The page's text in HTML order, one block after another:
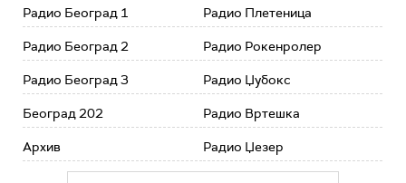
Радио Београд 1
Радио Београд 2
Радио Београд 3
Београд 202
Архив
Радио Плетеница
Радио Рокенролер
Радио Џубокс
Радио Вртешка
Радио Џезер